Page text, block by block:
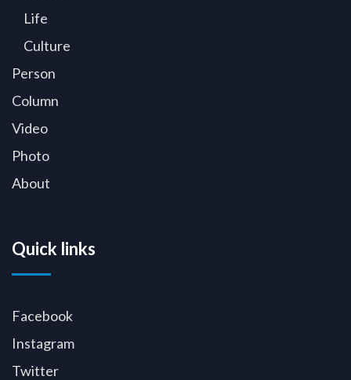
Life
Culture
Person
Column
Video
Photo
About
Quick links
Facebook
Instagram
Twitter